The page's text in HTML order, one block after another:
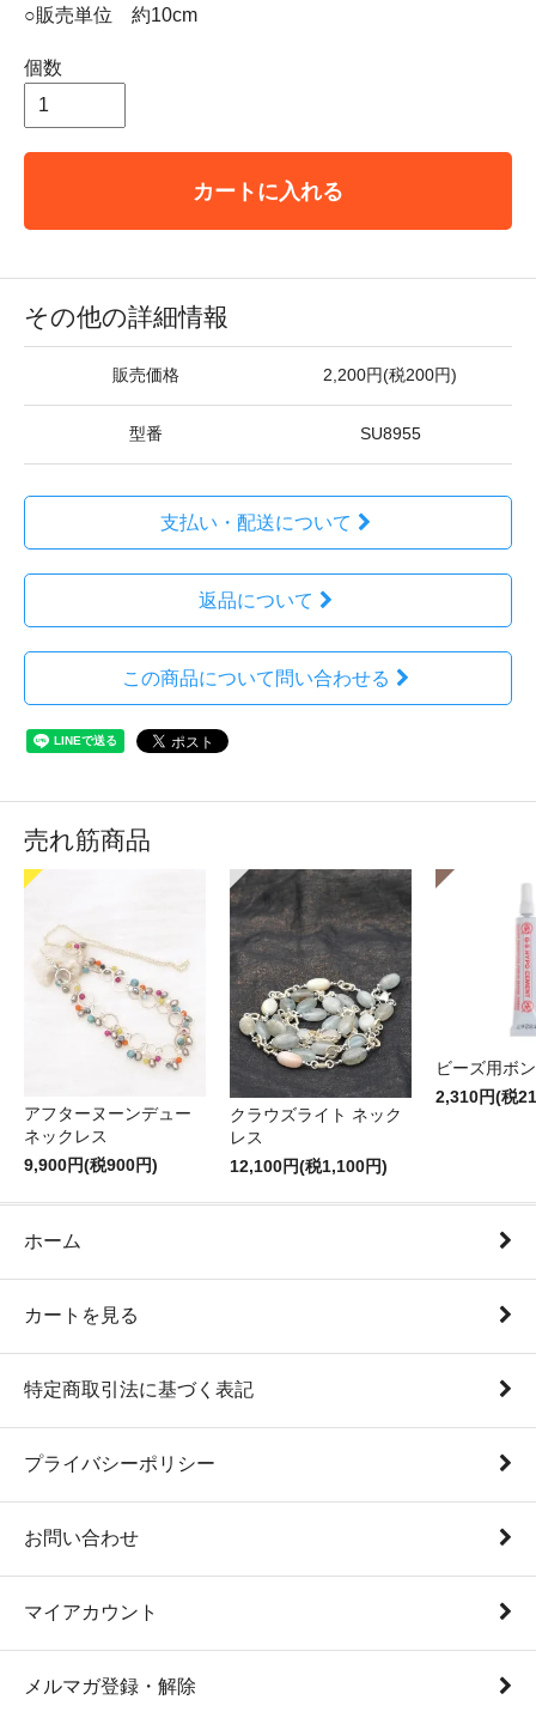
○販売単位 約10cm
個数
カートに入れる
その他の詳細情報
販売価格 2,200円(税200円)
型番 SU8955
支払い・配送について
返品について
この商品について問い合わせる
売れ筋商品
アフターヌーンデュー
ネックレス
9,900円(税900円)
クラウズライト ネック
レス
12,100円(税1,100円)
ビーズ用ボ
2,310円(税
ホーム
カートを見る
特定商取引法に基づく表記
プライバシーポリシー
お問い合わせ
マイアカウント
メルマガ登録・解除